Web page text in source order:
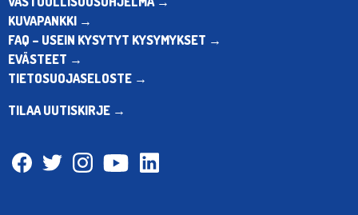
KUVAPANKKI →
FAQ – USEIN KYSYTYT KYSYMYKSET →
EVÄSTEET →
TIETOSUOJASELOSTE →
TILAA UUTISKIRJE →